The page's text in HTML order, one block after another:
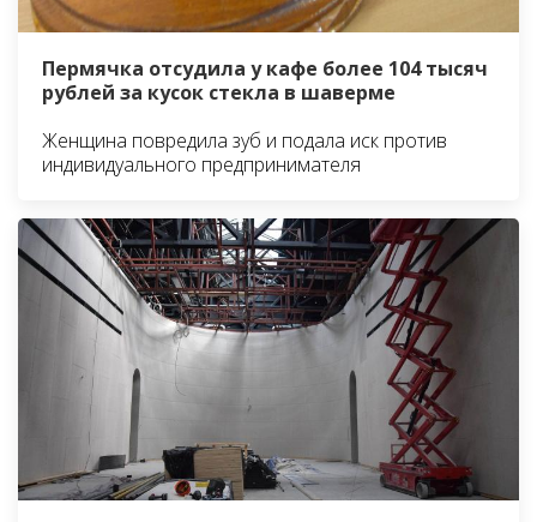
Пермячка отсудила у кафе более 104 тысяч
рублей за кусок стекла в шаверме
Женщина повредила зуб и подала иск против
индивидуального предпринимателя